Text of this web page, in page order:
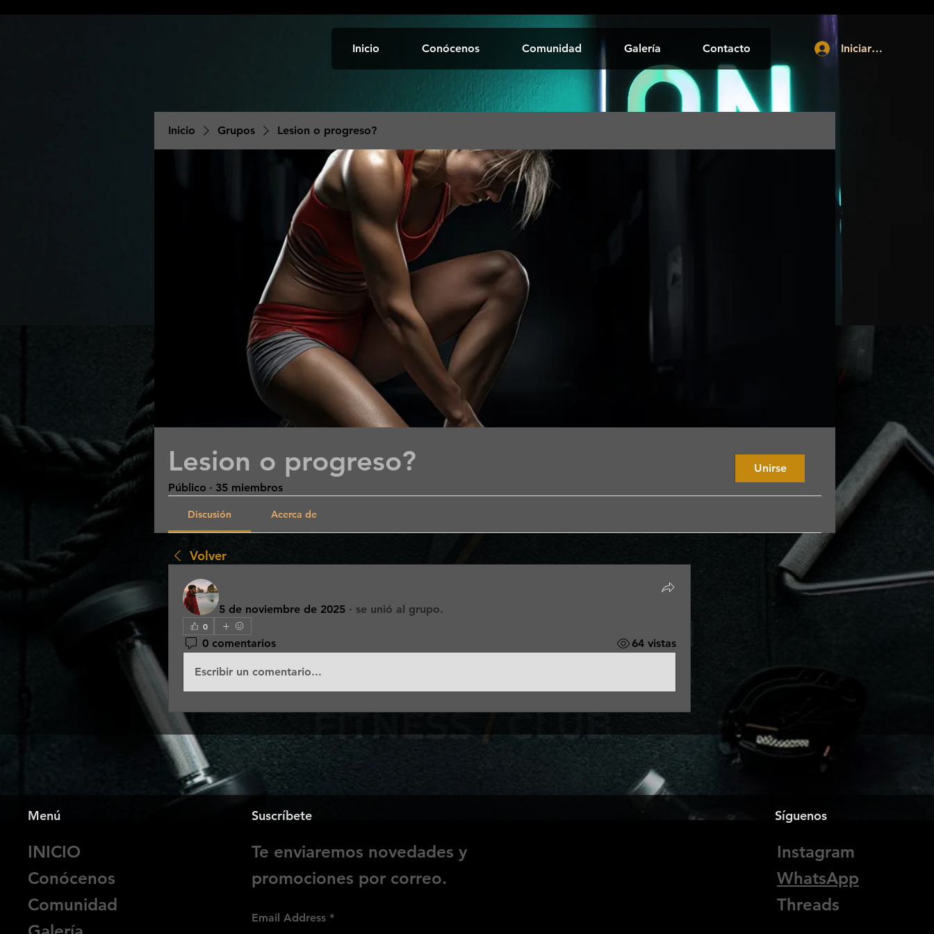
Inicio Conócenos Comunidad Galería Contacto Iniciar sesión
Inicio Grupos Lesion o progreso?
Lesion o progreso?
Público · 35 miembros
Unirse
Discusión Acerca de
Volver
5 de noviembre de 2025 · se unió al grupo.
0
0 comentarios 64 vistas
Escribir un comentario...
Menú
INICIO
Conócenos
Comunidad
Suscríbete
Te enviaremos novedades y
promociones por correo.
Email Address
Síguenos
Instagram
WhatsApp
Threads